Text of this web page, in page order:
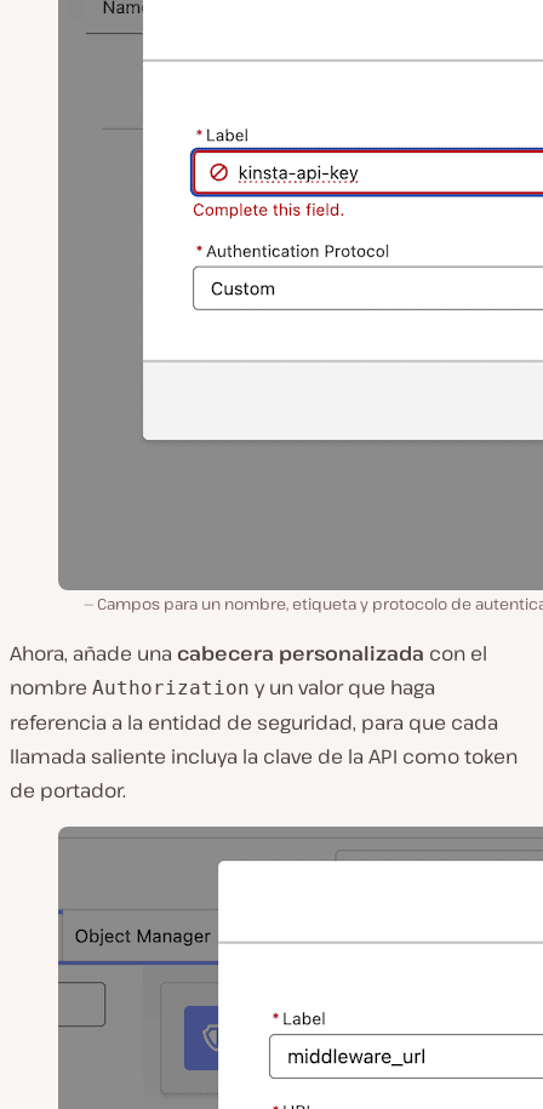
Campos para un nombre, etiqueta y protocolo de
Ahora, añade una cabecera personalizada con el
nombre Authorization y un valor que haga
referencia a la entidad de seguridad, para que cada
llamada saliente incluya la clave de la API como token
de portador.